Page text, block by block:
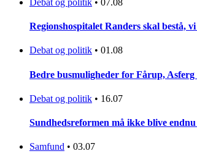
Regionshospitalet Randers skal bestå,
Debat og politik • 01.08
Bedre busmuligheder for Fårup,
Debat og politik • 16.07
Sundhedsreformen må ikke blive
Samfund • 03.07